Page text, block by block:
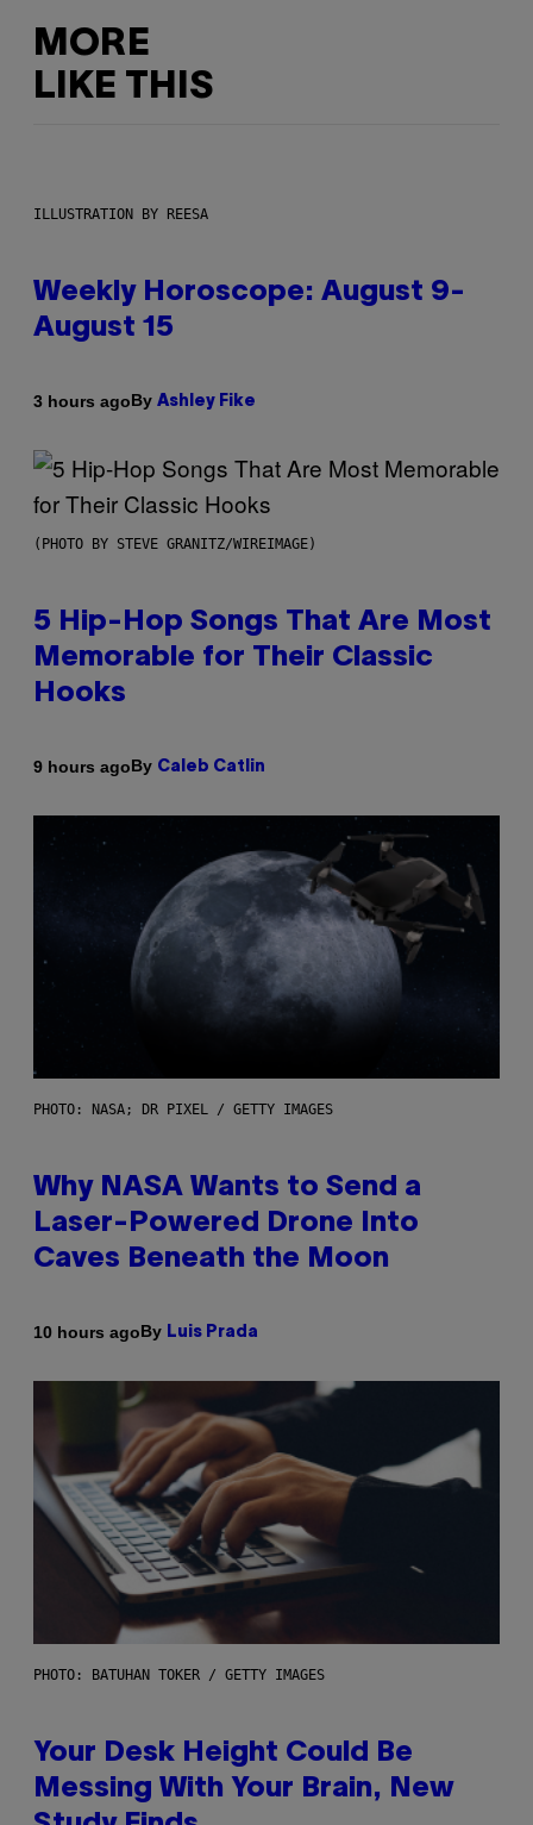
MORE
LIKE THIS
ILLUSTRATION BY REESA
Weekly Horoscope: August 9-
August 15
3 hours agoBy Ashley Fike
(PHOTO BY STEVE GRANITZ/WIREIMAGE)
5 Hip-Hop Songs That Are Most
Memorable for Their Classic
Hooks
9 hours agoBy Caleb Catlin
PHOTO: NASA; DR PIXEL / GETTY IMAGES
Why NASA Wants to Send a
Laser-Powered Drone Into
Caves Beneath the Moon
10 hours agoBy Luis Prada
PHOTO: BATUHAN TOKER / GETTY IMAGES
Your Desk Height Could Be
Messing With Your Brain, New